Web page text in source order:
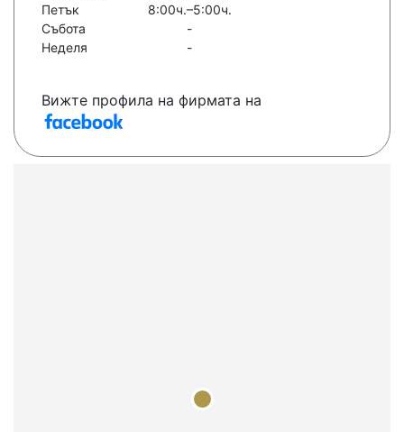
Петък
8:00ч.–5:00ч.
Събота
-
Неделя
-
Вижте профила на фирмата на